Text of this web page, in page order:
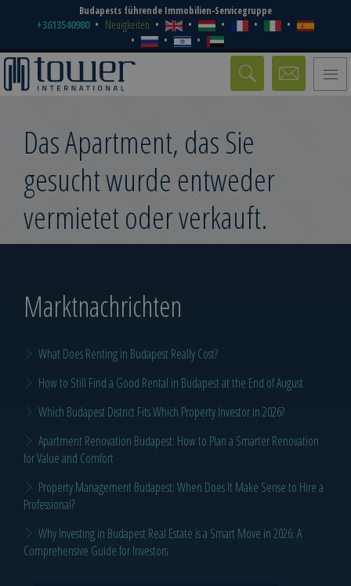
Budapests führende Immobilien-Servicegruppe
+3613540980 Neuigkeiten
Toggle
Das Apartment, das Sie
gesucht wurde entweder
vermietet oder verkauft.
Marktnachrichten
What Does Renting in Budapest Really Cost?
How to Still Find a Good Rental in Budapest at the End of August
Which Budapest District Fits Which Property Investor in 2026?
Apartment Renovation Budapest: How to Plan a Smarter Renovation
for Value and Comfort
Property Management Budapest: When Does It Make Sense to Hire a
Professional?
Why Investing in Budapest Real Estate is a Smart Move in 2026: A
Comprehensive Guide for Investors